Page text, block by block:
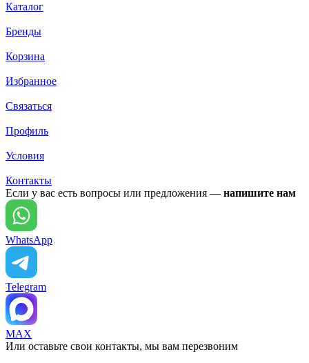
Каталог
Бренды
Корзина
Избранное
Связаться
Профиль
Условия
Контакты
Если у вас есть вопросы или предложения — напишите нам
WhatsApp
Telegram
MAX
Или оставьте свои контакты, мы вам перезвоним